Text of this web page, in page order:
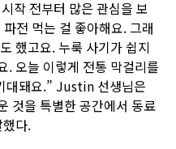
작 전부터 많은 관심을 보
전 먹는 걸 좋아해요. 그래
했고요. 누룩 사기가 쉽지
. 오늘 이렇게 전통 막걸리를
대돼요.” Justin 선생님은
것을 특별한 공간에서 동료
다.